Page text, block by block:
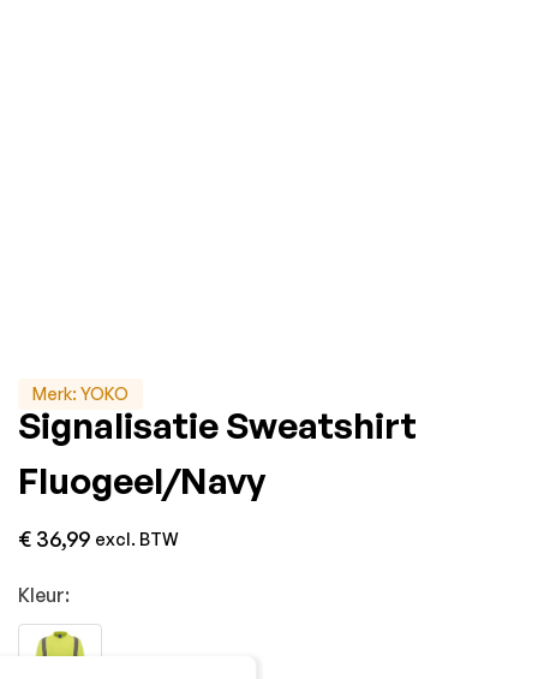
Merk: YOKO
Signalisatie Sweatshirt
Fluogeel/Navy
€ 36,99 excl. BTW
Kleur: